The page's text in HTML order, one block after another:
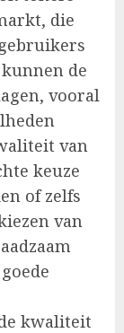
die
de
vooral
van
keuze
of zelfs
van
kwaliteit